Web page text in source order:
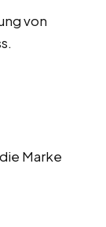
von
Marke